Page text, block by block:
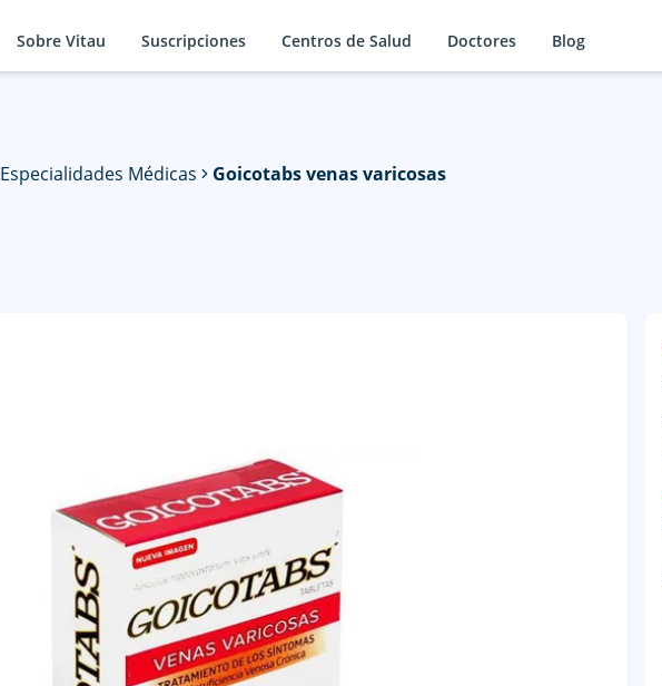
Sobre Vitau Suscripciones Centros de Salud Doctores Blog
Especialidades Médicas Goicotabs venas varicosas